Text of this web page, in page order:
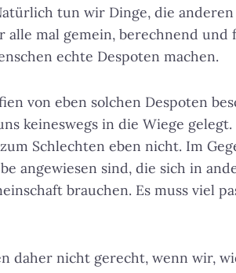
tun wir Dinge, die
mal gemein, berechnend und
echte Despoten machen.
von eben solchen Despoten
keineswegs in die Wiege
Schlechten eben nicht. Im
angewiesen sind, die sich in
brauchen. Es muss viel
daher nicht gerecht, wenn wir,